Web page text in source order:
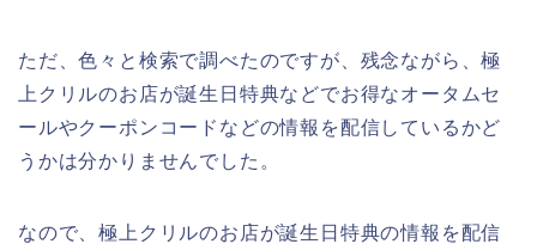
ただ、色々と検索で調べたのですが、残念ながら、極
上クリルのお店が誕生日特典などでお得なオータムセ
ールやクーポンコードなどの情報を配信しているかど
うかは分かりませんでした。
なので、極上クリルのお店が誕生日特典の情報を配信